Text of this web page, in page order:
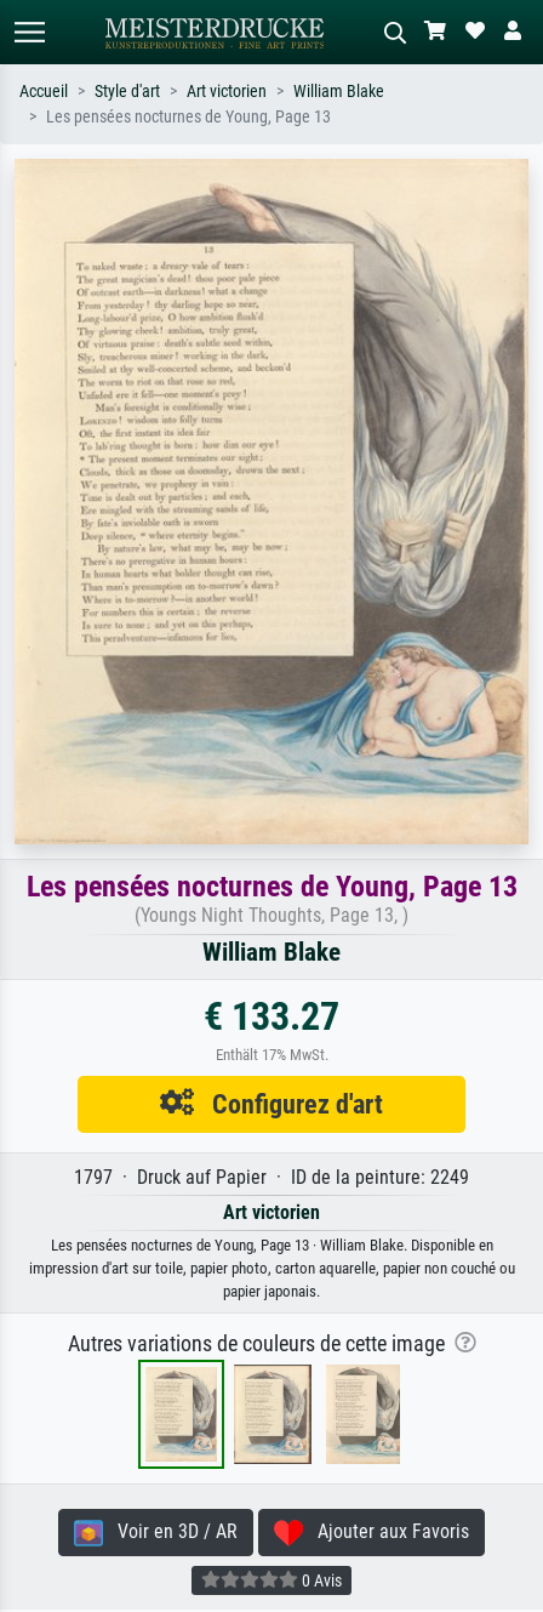
Recherchez par artiste, titre ou style –
ex. Monet, Nuit étoilée,
impressionnisme, vague de Hokusai,
nu.
abstrait avec beaucoup de rouge,
tableau sombre, nu debout près d'un
arbre.
Accueil Style d'art Art victorien
William Blake
Les pensées nocturnes de Young, Page 13
Les pensées nocturnes de Young, Page 13
(Youngs Night Thoughts, Page 13, )
William Blake
€ 133.27
Enthält 17% MwSt.
Configurez d'art
1797 · Druck auf Papier · ID de la peinture: 2249
Art victorien
Les pensées nocturnes de Young, Page 13 · William Blake. Disponible en
impression d'art sur toile, papier photo, carton aquarelle, papier non couché ou
papier japonais.
Autres variations de couleurs de cette image
Voir en 3D / AR Ajouter aux Favoris
0 Avis